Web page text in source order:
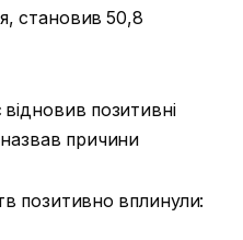
становив 50,8
позитивно вплинули: